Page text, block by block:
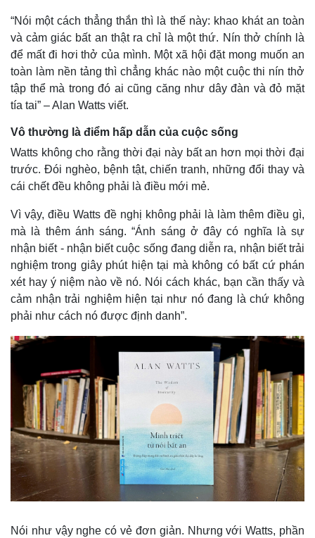
“Nói một cách thẳng thắn thì là thế này: khao khát an toàn
và cảm giác bất an thật ra chỉ là một thứ. Nín thở chính là
để mất đi hơi thở của mình. Một xã hội đặt mong muốn an
toàn làm nền tảng thì chẳng khác nào một cuộc thi nín thở
tập thể mà trong đó ai cũng căng như dây đàn và đỏ mặt
tía tai” – Alan Watts viết.
Vô thường là điểm hấp dẫn của cuộc sống
Watts không cho rằng thời đại này bất an hơn mọi thời đại
trước. Đói nghèo, bệnh tật, chiến tranh, những đổi thay và
cái chết đều không phải là điều mới mẻ.
Vì vậy, điều Watts đề nghị không phải là làm thêm điều gì,
mà là thêm ánh sáng. “Ánh sáng ở đây có nghĩa là sự
nhận biết - nhận biết cuộc sống đang diễn ra, nhận biết trải
nghiệm trong giây phút hiện tại mà không có bất cứ phán
xét hay ý niệm nào về nó. Nói cách khác, bạn cần thấy và
cảm nhận trải nghiệm hiện tại như nó đang là chứ không
phải như cách nó được định danh”.
Nói như vậy nghe có vẻ đơn giản. Nhưng với Watts, phần